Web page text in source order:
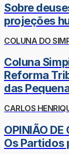
Sobre
projeções
COLUNA DO
Coluna
Reforma
das
CARLOS
OPINIÃO DE
Os Partidos